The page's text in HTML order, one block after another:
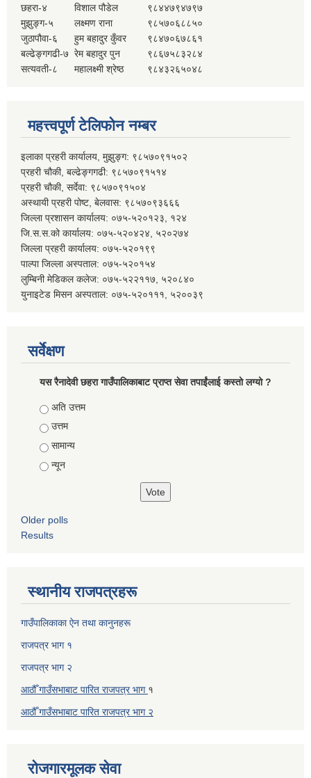
छहरा-४ विशाल पौडेल
९८४४७९४७९७
मुझुङ्ग-५
लक्ष्मण राना
९८५७०६८८५०
जुठापौवा-६
हुम बहादुर कुँवर
९८४७०६७८६१
बल्ढेङ्गगढी-७ रेम बहादुर पुन
९८६७५८३२८४
सत्यवती-८
महालक्ष्मी श्रेष्ठ ९८४३२६५०४८
महत्त्वपूर्ण टेलिफोन नम्बर
इलाका प्रहरी कार्यालय, मुझुङ्ग: ९८५७०९१५०२
प्रहरी चौकी, बल्ढेङ्गगढी: ९८५७०९१५१४
प्रहरी चौकी, सर्देवा: ९८५७०९१५०४
अस्थायी प्रहरी पोष्ट, बेलवास: ९८५७०९३६६६
जिल्ला प्रशासन कार्यालय: ०७५-५२०१२३, १२४
जि.स.स.को कार्यालय: ०७५-५२०४२४, ५२०२७४
जिल्ला प्रहरी कार्यालय: ०७५-५२०१९९
पाल्पा जिल्ला अस्पताल: ०७५-५२०१५४
लुम्बिनी मेडिकल कलेज: ०७५-५२२११७, ५२०८४०
युनाइटेड मिसन अस्पताल: ०७५-५२०१११, ५२००३९
सर्वेक्षण
यस रैनादेवी छहरा गाउँपालिकाबाट प्राप्त सेवा तपाईंलाई कस्तो लग्यो ?
Choices
अति उत्तम
उत्तम
सामान्य
न्यून
Older polls
Results
स्थानीय राजपत्रहरू
गाउँपालिकाका ऐन तथा कानुनहरू
राजपत्र भाग १
राजपत्र भाग २
आठौँ गाउँसभाबाट पारित राजपत्र भाग १
आठौँ गाउँसभाबाट पारित राजपत्र भाग २
रोजगारमूलक सेवा